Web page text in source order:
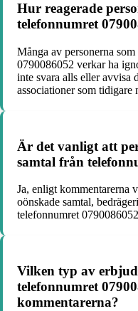
Hur reagerade
telefonnumret
Många av personerna
0790086052 verkar ha
inte svara alls eller avvisa
associationer som tidigare
Är det vanligt att
samtal från
Ja, enligt kommentarerna
oönskade samtal,
telefonnumret
Vilken typ av
telefonnumret
kommentarerna?